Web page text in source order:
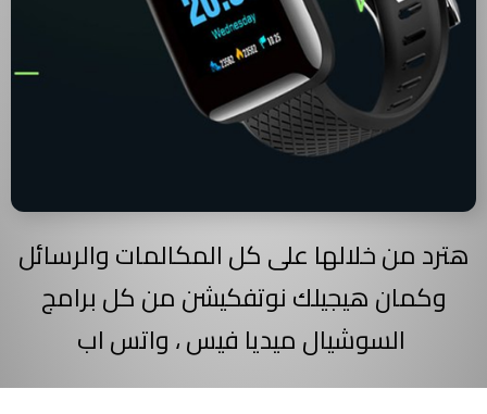
هترد من خلالها على كل المكالمات والرسائل
وكمان هيجيلك نوتفكيشن من كل برامج